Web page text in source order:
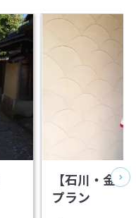
【石川・金
プラン